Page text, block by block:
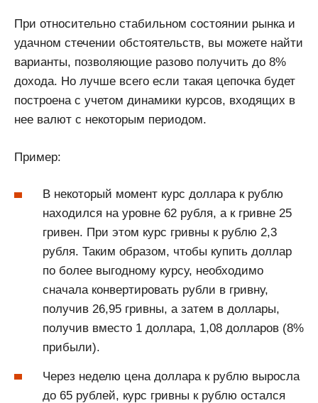
При относительно стабильном состоянии рынка и
удачном стечении обстоятельств, вы можете найти
варианты, позволяющие разово получить до 8%
дохода. Но лучше всего если такая цепочка будет
построена с учетом динамики курсов, входящих в
нее валют с некоторым периодом.
Пример:
В некоторый момент курс доллара к рублю
находился на уровне 62 рубля, а к гривне 25
гривен. При этом курс гривны к рублю 2,3
рубля. Таким образом, чтобы купить доллар
по более выгодному курсу, необходимо
сначала конвертировать рубли в гривну,
получив 26,95 гривны, а затем в доллары,
получив вместо 1 доллара, 1,08 долларов (8%
прибыли).
Через неделю цена доллара к рублю выросла
до 65 рублей, курс гривны к рублю остался